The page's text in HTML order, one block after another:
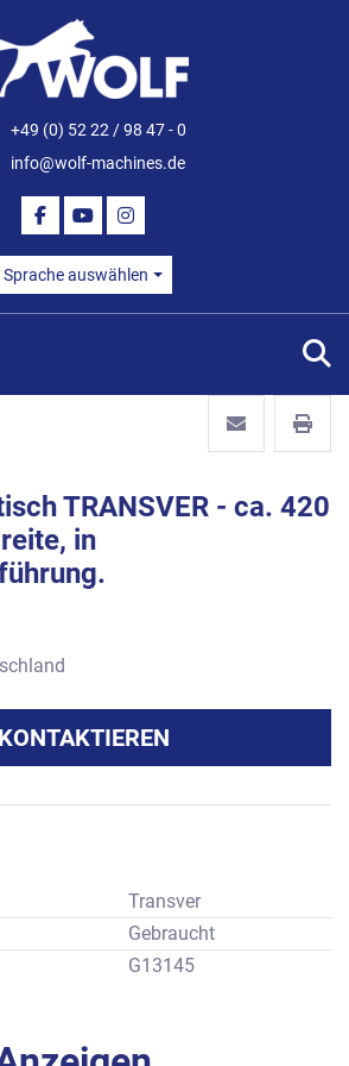
+49 (0) 52 22 / 98 47 - 0
info@wolf-machines.de
FACEBOOK
YOUTUBEINSTAGRAM
Sprache auswählen
TRANSVER - ca. 420
in
KONTAKTIEREN
Transver
Gebraucht
G13145